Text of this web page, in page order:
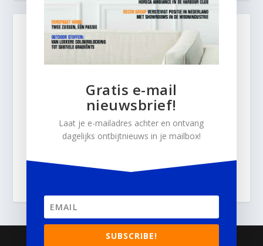
Business Content Media
Gratis e-mail
nieuwsbrief!
Laat je e-mailadres achter en ontvang
dagelijks ontbijtnieuws in je mailbox!
SUBSCRIBE!